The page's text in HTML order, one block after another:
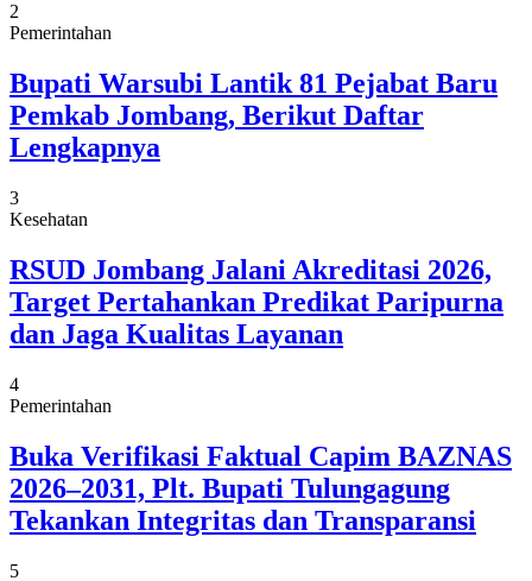
2
Pemerintahan
Bupati Warsubi Lantik 81 Pejabat Baru
Pemkab Jombang, Berikut Daftar
Lengkapnya
3
Kesehatan
RSUD Jombang Jalani Akreditasi 2026,
Target Pertahankan Predikat Paripurna
dan Jaga Kualitas Layanan
4
Pemerintahan
Buka Verifikasi Faktual Capim BAZNAS
2026–2031, Plt. Bupati Tulungagung
Tekankan Integritas dan Transparansi
5